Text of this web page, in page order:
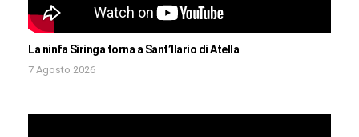
La ninfa Siringa torna a Sant’Ilario di Atella
7 Agosto 2026